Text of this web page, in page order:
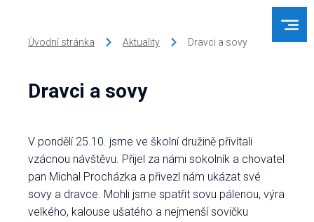
Úvodní stránka Aktuality Dravci a sovy
Dravci a sovy
V pondělí 25.10. jsme ve školní družině přivítali
vzácnou návštěvu. Přijel za námi sokolník a chovatel
pan Michal Procházka a přivezl nám ukázat své
sovy a dravce. Mohli jsme spatřit sovu pálenou, výra
velkého, kalouse ušatého a nejmenší sovičku